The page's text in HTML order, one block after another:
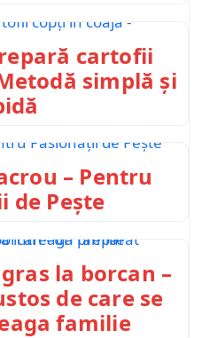
cartofii
simplă și
– Pentru
de Pește
la borcan –
de care se
familie